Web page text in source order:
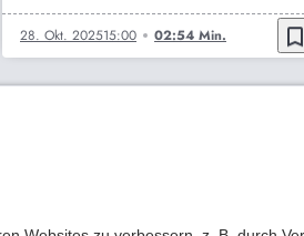
28. Okt. 202515:00 02:54 Min. bookmark_border